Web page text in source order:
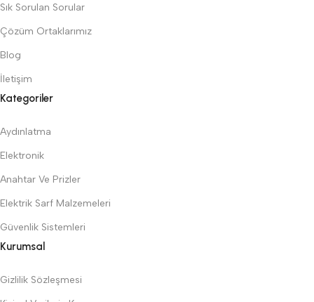
Sık Sorulan Sorular
Çözüm Ortaklarımız
Blog
İletişim
Kategoriler
Aydınlatma
Elektronik
Anahtar Ve Prizler
Elektrik Sarf Malzemeleri
Güvenlik Sistemleri
Kurumsal
Gizlilik Sözleşmesi